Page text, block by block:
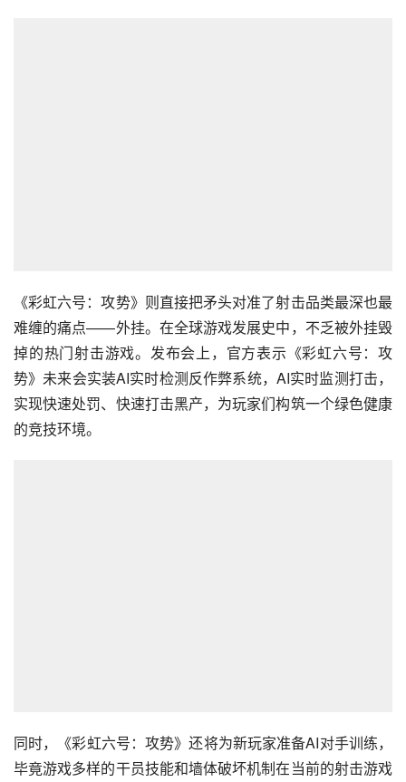
《彩虹六号：攻势》则直接把矛头对准了射击品类最深也最
难缠的痛点——外挂。在全球游戏发展史中，不乏被外挂毁
掉的热门射击游戏。发布会上，官方表示《彩虹六号：攻
势》未来会实装AI实时检测反作弊系统，AI实时监测打击，
实现快速处罚、快速打击黑产，为玩家们构筑一个绿色健康
的竞技环境。
同时，《彩虹六号：攻势》还将为新玩家准备AI对手训练，
毕竟游戏多样的干员技能和墙体破坏机制在当前的射击游戏